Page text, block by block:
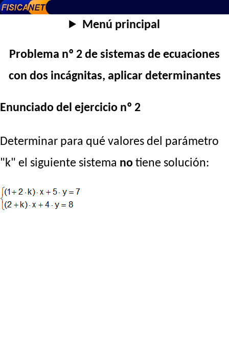
Menú principal
Problema nº 2 de sistemas de ecuaciones
con dos incágnitas, aplicar determinantes
Enunciado del ejercicio nº 2
Determinar para qué valores del parámetro
"k" el siguiente sistema no tiene solución: